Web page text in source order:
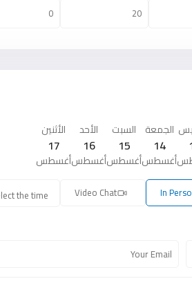
الجمعة
14
أغسطس
السبت
15
أغسطس
الأحد
16
أغسطس
الأثنين
17
أغسطس
In
Video Chat